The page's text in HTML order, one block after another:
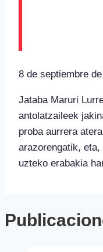
8 de septiembre
Jataba Maruri
antolatzaileek
proba aurrera
arazorengatik,
uzteko erabakia